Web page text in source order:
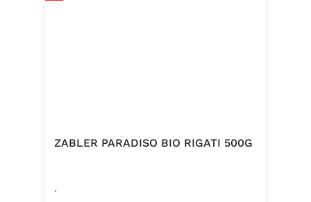
ZABLER PARADISO BIO RIGATI 500G
.